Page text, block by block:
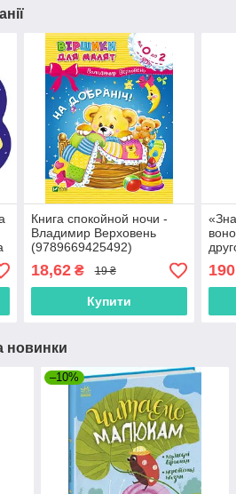
Книга спокойной ночи -
Владимир Верховень
(9789669425492)
18,62₴ 19 ₴
Купити
190
новинки
–10%